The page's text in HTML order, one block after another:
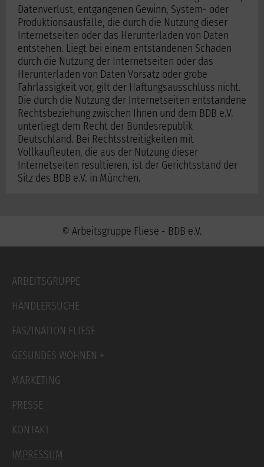
Datenverlust, entgangenen Gewinn, System- oder
Produktionsausfälle, die durch die Nutzung dieser
Internetseiten oder das Herunterladen von Daten
entstehen. Liegt bei einem entstandenen Schaden
durch die Nutzung der Internetseiten oder das
Herunterladen von Daten Vorsatz oder grobe
Fahrlässigkeit vor, gilt der Haftungsausschluss nicht.
Die durch die Nutzung der Internetseiten entstandene
Rechtsbeziehung zwischen Ihnen und dem BDB e.V.
unterliegt dem Recht der Bundesrepublik
Deutschland. Bei Rechtsstreitigkeiten mit
Vollkaufleuten, die aus der Nutzung dieser
Internetseiten resultieren, ist der Gerichtsstand der
Sitz des BDB e.V. in München.
© Arbeitsgruppe Fliese - BDB e.V.
überspringen
ARBEITSGRUPPE
HÄNDLERSUCHE
FASZINATION FLIESE
GESUNDES WOHNEN +
MARKETING
PRESSE
KONTAKT
IMPRESSUM